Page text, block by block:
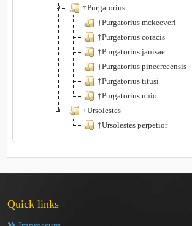
†Purgatorius
†Purgatorius mckeeveri
†Purgatorius coracis
†Purgatorius janisae
†Purgatorius pinecreeensis
†Purgatorius titusi
†Purgatorius unio
†Ursolestes
†Ursolestes perpetior
Quick links